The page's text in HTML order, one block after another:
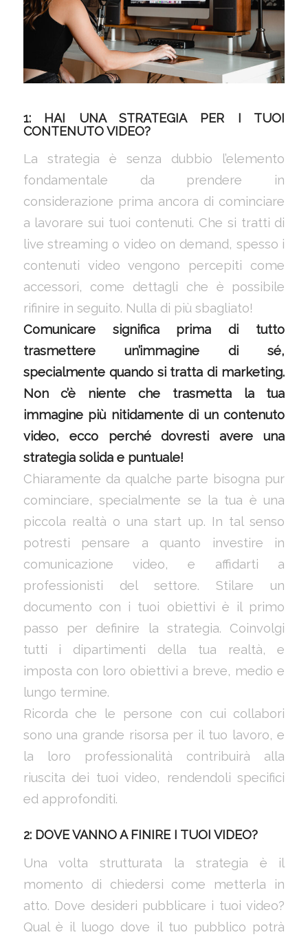
1: HAI UNA STRATEGIA PER I TUOI
CONTENUTO VIDEO?
La strategia è senza dubbio l’elemento
fondamentale da prendere in
considerazione prima ancora di cominciare
a lavorare sui tuoi contenuti. Che si tratti di
live streaming o video on demand, spesso i
contenuti video vengono percepiti come
accessori, come dettagli che è possibile
rifinire in seguito. Nulla di più sbagliato!
Comunicare significa prima di tutto
trasmettere un’immagine di sé,
specialmente quando si tratta di marketing.
Non c’è niente che trasmetta la tua
immagine più nitidamente di un contenuto
video, ecco perché dovresti avere una
strategia solida e puntuale!
Chiaramente da qualche parte bisogna pur
cominciare, specialmente se la tua è una
piccola realtà o una start up. In tal senso
potresti pensare a quanto investire in
comunicazione video, e affidarti a
professionisti del settore. Stilare un
documento con i tuoi obiettivi è il primo
passo per definire la strategia. Coinvolgi
tutti i dipartimenti della tua realtà, e
imposta con loro obiettivi a breve, medio e
lungo termine.
Ricorda che le persone con cui collabori
sono una grande risorsa per il tuo lavoro, e
la loro professionalità contribuirà alla
riuscita dei tuoi video, rendendoli specifici
ed approfonditi.
2: DOVE VANNO A FINIRE I TUOI VIDEO?
Una volta strutturata la strategia è il
momento di chiedersi come metterla in
atto. Dove desideri pubblicare i tuoi video?
Qual è il luogo dove il tuo pubblico potrà